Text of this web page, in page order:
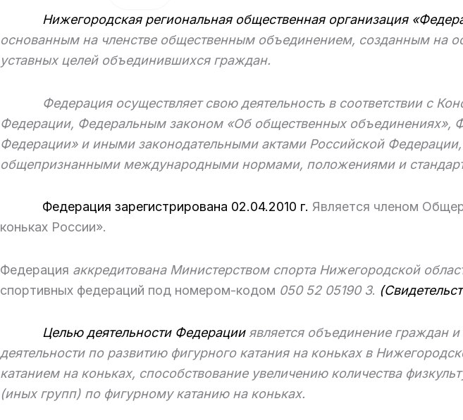
Нижегородская региональная общественная организация
основанным на членстве общественным объединением, созданным на
уставных целей объединившихся граждан.
Федерация осуществляет свою деятельность в соответствии с
Федерации, Федеральным законом «Об общественных объединениях»,
Федерации» и иными законодательными актами Российской
общепризнанными международными нормами, положениями и
Федерация зарегистрирована 02.04.2010 г. Является членом
коньках России».
Федерация аккредитована Министерствомспорта Нижегородской
спортивных федераций под номером-кодом 05052 05190 З.
Целью деятельности Федерацииявляется объединение граждан
деятельности по развитию фигурного катания на конькахв
катанием на коньках, способствование увеличению количества
(иных групп) по фигурному катанию на коньках.